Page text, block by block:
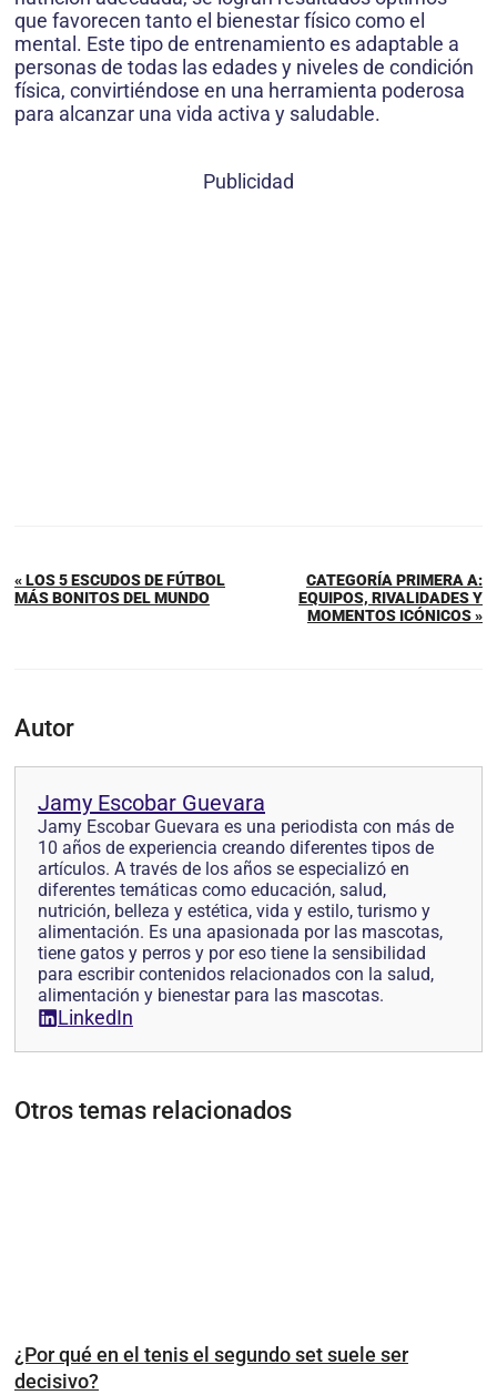
que favorecen tanto el bienestar físico como el
mental. Este tipo de entrenamiento es adaptable a
personas de todas las edades y niveles de condición
física, convirtiéndose en una herramienta poderosa
para alcanzar una vida activa y saludable.
Publicidad
« LOS 5 ESCUDOS DE FÚTBOL
MÁS BONITOS DEL MUNDO
CATEGORÍA PRIMERA A:
EQUIPOS, RIVALIDADES Y
MOMENTOS ICÓNICOS »
Autor
Jamy Escobar Guevara
Jamy Escobar Guevara es una periodista con más de
10 años de experiencia creando diferentes tipos de
artículos. A través de los años se especializó en
diferentes temáticas como educación, salud,
nutrición, belleza y estética, vida y estilo, turismo y
alimentación. Es una apasionada por las mascotas,
tiene gatos y perros y por eso tiene la sensibilidad
para escribir contenidos relacionados con la salud,
alimentación y bienestar para las mascotas.
LinkedIn
Otros temas relacionados
¿Por qué en el tenis el segundo set suele ser
decisivo?